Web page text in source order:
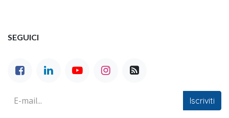
SEGUICI
Iscriviti